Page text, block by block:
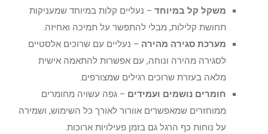
משקל קל במיוחד – נעליים קלות במיוחד שמעניקות
תחושת קלילות, מבלי להתפשר על תמיכה ואחיזה.
מערכת סגירה מהירה – נעליים עם שרוכים אלסטיים
לסגירה מהירה ונוחה, עם אפשרות להתאמה אישית
מלאה בעזרת שרוכים רגילים שמצורפים.
חומרים נושמים ועמידים – גפה עשויה מחומרים
ממוחזרים שמאפשרים אוורור לאורך כל השימוש, ושמירה
על נוחות כף הרגל גם בזמן פעילויות ארוכות.